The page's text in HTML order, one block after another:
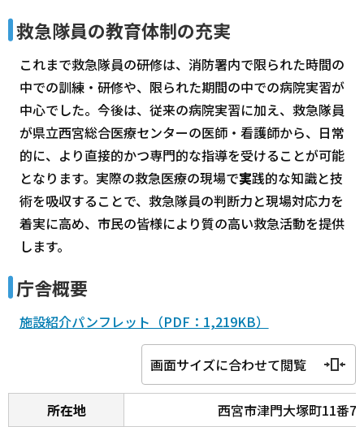
救急隊員の教育体制の充実
これまで救急隊員の研修は、消防署内で限られた時間の
中での訓練・研修や、限られた期間の中での病院実習が
中心でした。今後は、従来の病院実習に加え、救急隊員
が県立西宮総合医療センターの医師・看護師から、日常
的に、より直接的かつ専門的な指導を受けることが可能
となります。実際の救急医療の現場で実践的な知識と技
術を吸収することで、救急隊員の判断力と現場対応力を
着実に高め、市民の皆様により質の高い救急活動を提供
します。
庁舎概要
施設紹介パンフレット（PDF：1,219KB）
画面サイズに合わせて閲覧
所在地
西宮市津門大塚町11番